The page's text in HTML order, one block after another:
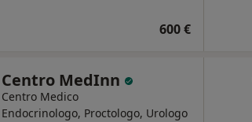
600 €
Centro MedInn
Centro Medico
Endocrinologo, Proctologo, Urologo